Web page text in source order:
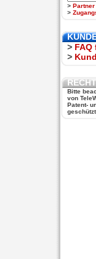
>
>
> FAQ
>
Bitte
von
Patent-